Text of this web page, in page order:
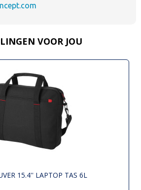
VOOR JOU
15.4'' LAPTOP TAS 6L